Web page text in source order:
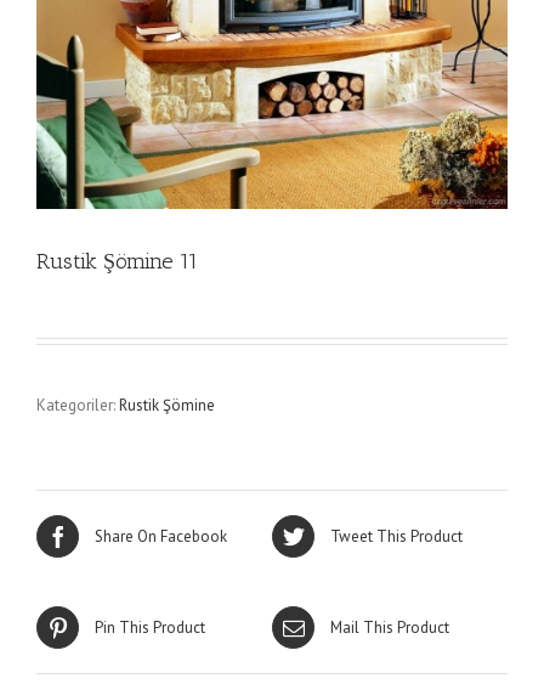
Rustik Şömine 11
Kategoriler:Rustik Şömine
Share On Facebook Tweet This Product
Pin This Product Mail This Product